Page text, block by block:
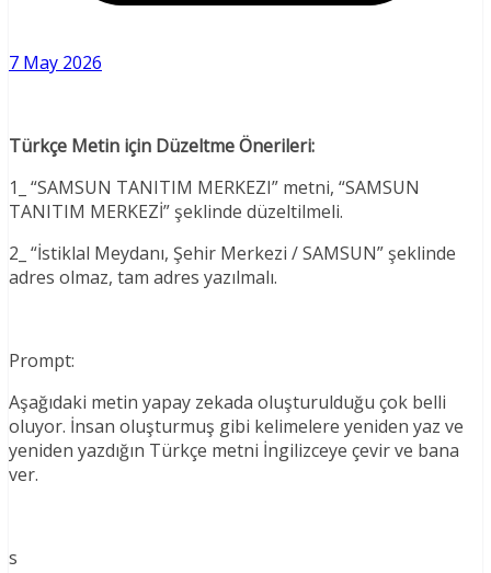
7 May 2026
Türkçe Metin için Düzeltme Önerileri:
1_ “SAMSUN TANITIM MERKEZI” metni, “SAMSUN
TANITIM MERKEZİ” şeklinde düzeltilmeli.
2_ “İstiklal Meydanı, Şehir Merkezi / SAMSUN” şeklinde
adres olmaz, tam adres yazılmalı.
Prompt:
Aşağıdaki metin yapay zekada oluşturulduğu çok belli
oluyor. İnsan oluşturmuş gibi kelimelere yeniden yaz ve
yeniden yazdığın Türkçe metni İngilizceye çevir ve bana
ver.
s